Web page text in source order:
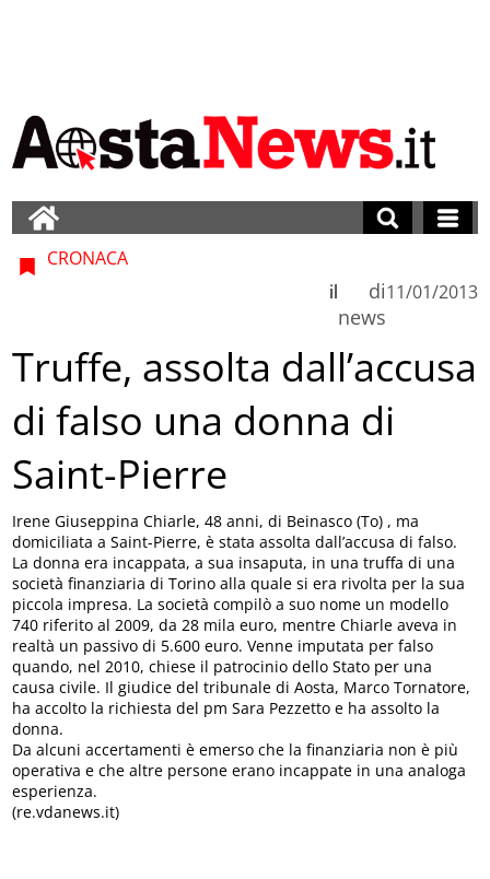
CRONACA
di
news
il 11/01/2013
Truffe, assolta dall’accusa
di falso una donna di
Saint-Pierre
Irene Giuseppina Chiarle, 48 anni, di Beinasco (To) , ma
domiciliata a Saint-Pierre, è stata assolta dall’accusa di falso.
La donna era incappata, a sua insaputa, in una truffa di una
società finanziaria di Torino alla quale si era rivolta per la sua
piccola impresa. La società compilò a suo nome un modello
740 riferito al 2009, da 28 mila euro, mentre Chiarle aveva in
realtà un passivo di 5.600 euro. Venne imputata per falso
quando, nel 2010, chiese il patrocinio dello Stato per una
causa civile. Il giudice del tribunale di Aosta, Marco Tornatore,
ha accolto la richiesta del pm Sara Pezzetto e ha assolto la
donna.
Da alcuni accertamenti è emerso che la finanziaria non è più
operativa e che altre persone erano incappate in una analoga
esperienza.
(re.vdanews.it)